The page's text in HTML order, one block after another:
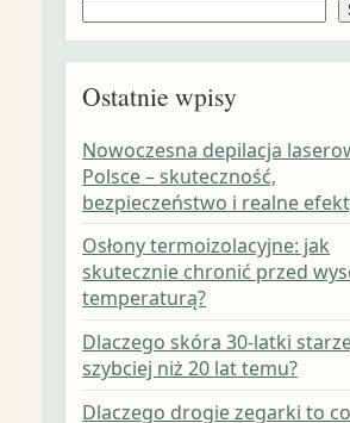
Ostatnie wpisy
Nowoczesna depilacja
Polsce – skuteczność,
bezpieczeństwo i realne
Osłony termoizolacyjne: jak
skutecznie chronić przed
temperaturą?
Dlaczego skóra 30-latki
szybciej niż 20 lat temu?
Dlaczego drogie zegarki to